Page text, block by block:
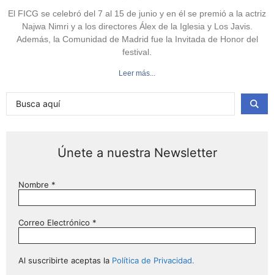
El FICG se celebró del 7 al 15 de junio y en él se premió a la actriz
Najwa Nimri y a los directores Álex de la Iglesia y Los Javis.
Además, la Comunidad de Madrid fue la Invitada de Honor del
festival.
Leer más...
Únete a nuestra Newsletter
Nombre *
Correo Electrónico *
Al suscribirte aceptas la Política de Privacidad.